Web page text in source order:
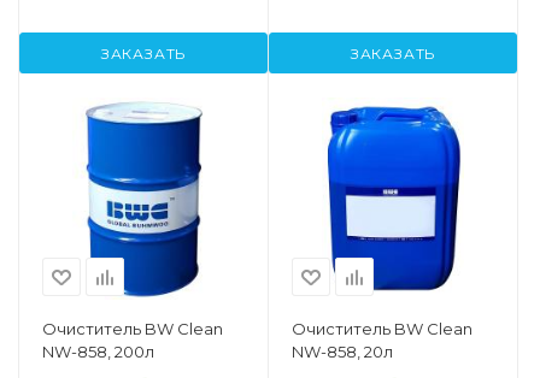
ЗАКАЗАТЬ ЗАКАЗАТЬ
Очиститель BW Clean
NW-858, 200л
Очиститель BW Clean
NW-858, 20л